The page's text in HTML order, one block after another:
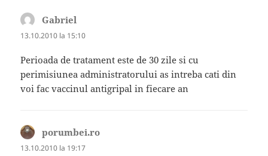
Gabriel
13.10.2010 la 15:10
Perioada de tratament este de 30 zile si cu
perimisiunea administratorului as intreba cati din
voi fac vaccinul antigripal in fiecare an
porumbei.ro
13.10.2010 la 19:17